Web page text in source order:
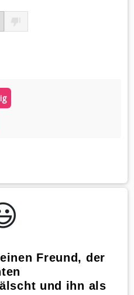
Freund, der
und ihn als